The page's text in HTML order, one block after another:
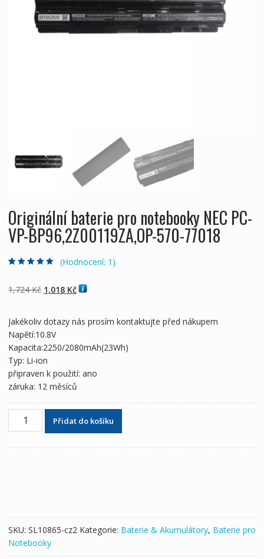
Originální baterie pro notebooky NEC PC-
VP-BP96,2Z00119ZA,OP-570-77018
hodnocení
zákazníka
(Hodnocení: 1 )
1,724Kč Původní
1,724 Kč
1,018 KčAktuální
1,018 Kč
Jakékoliv dotazy nás prosím kontaktujte před nákupem
Napětí:10.8V
Kapacita:2250/2080mAh(23Wh)
Typ: Li-ion
připraven k použití: ano
záruka: 12 měsíců
Originální
570-
77018
množství
Přidat do košíku
SKU: SL10865-cz2 Kategorie: Baterie & Akumulátory, Baterie pro
Notebooky